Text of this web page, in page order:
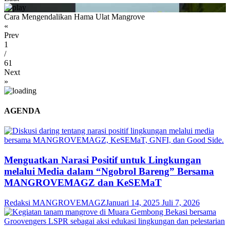
Cara Mengendalikan Hama Ulat Mangrove
«
Prev
1
/
61
Next
»
AGENDA
Menguatkan Narasi Positif untuk Lingkungan
melalui Media dalam “Ngobrol Bareng” Bersama
MANGROVEMAGZ dan KeSEMaT
Redaksi MANGROVEMAGZJanuari 14, 2025 Juli 7, 2026